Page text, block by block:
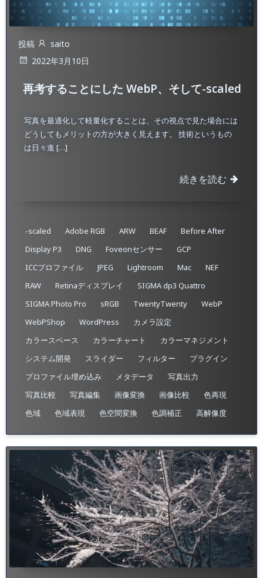
投稿
saito
2022年3月10日
再考することにした WebP、そして-scaled
写真を最適化して軽量化することは、その視点で見た場合には
どうしてもメリットの方が大きく見えます。 技術というもの
は日々進 […]
続きを読む
-scaled Adobe RGB ARW BEAF
Before After
Display P3
DNG Foveonセンサー
GCP
ICCプロファイル
JPEG Lightroom Mac
NEF
RAW
Retinaディスプレイ
SIGMA dp3 Quattro
SIGMA Photo Pro
sRGB TwentyTwenty
WebP
WebPShop
WordPress
カメラ設定
カラースペース
カラーチャート
カラーマネジメント
システム開発
スライダー フィルター
プラグイン
プロファイル埋め込み​
メタデータ
写真出力
写真比較
写真編集 画像変換 画像比較
色再現
色域
色域表現 色空間変換 色調補正 高解像度